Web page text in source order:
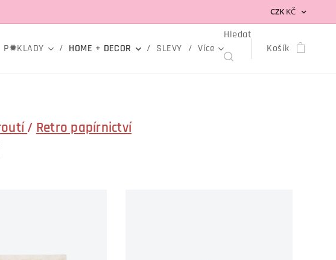
CZK KČ
P✹KLADY HOME + DECOR SLEVY Více
Hledat
Košík
/ Retro papírnictví